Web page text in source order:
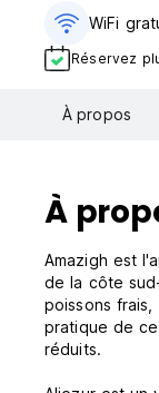
WiFi
Réservez
À propos
À
Amazigh est
de la côte
poissons
pratique de
réduits.